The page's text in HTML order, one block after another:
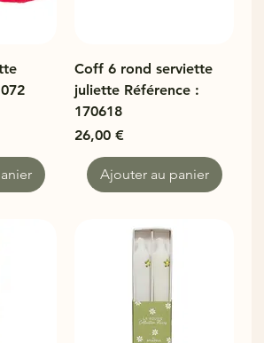
Coff 6 rond serviette
juliette Référence :
170618
Prix
26,00 €
Ajouter au panier